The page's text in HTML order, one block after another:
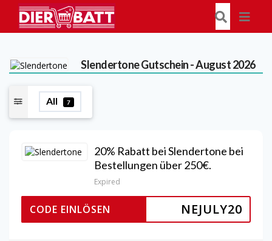
SlendertoneGutschein - August 2026
All 7
20% Rabatt bei Slendertone bei
Bestellungen über 250€.
Expired
NEJULY20
CODE EINLÖSEN